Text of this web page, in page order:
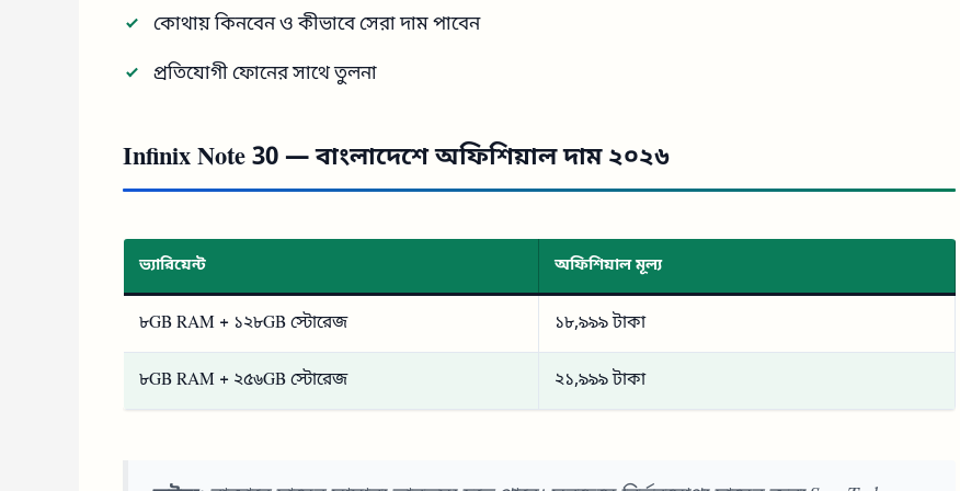
কোথায় কিনবেন ও কীভাবে সেরা দাম পাবেন
প্রতিযোগী ফোনের সাথে তুলনা
Infinix Note 30 — বাংলাদেশে অফিশিয়াল দাম ২০২৬
ভ্যারিয়েন্ট অফিশিয়াল মূল্য
৮GB RAM + ১২৮GB স্টোরেজ ১৮,৯৯৯ টাকা
৮GB RAM + ২৫৬GB স্টোরেজ ২১,৯৯৯ টাকা